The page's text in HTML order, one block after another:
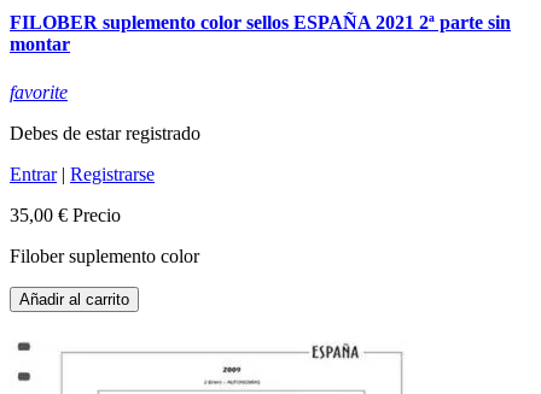
FILOBER suplemento color sellos ESPAÑA 2021 2ª parte sin
montar
favorite
Debes de estar registrado
Entrar| Registrarse
35,00 € Precio
Filober suplemento color
Añadir al carrito